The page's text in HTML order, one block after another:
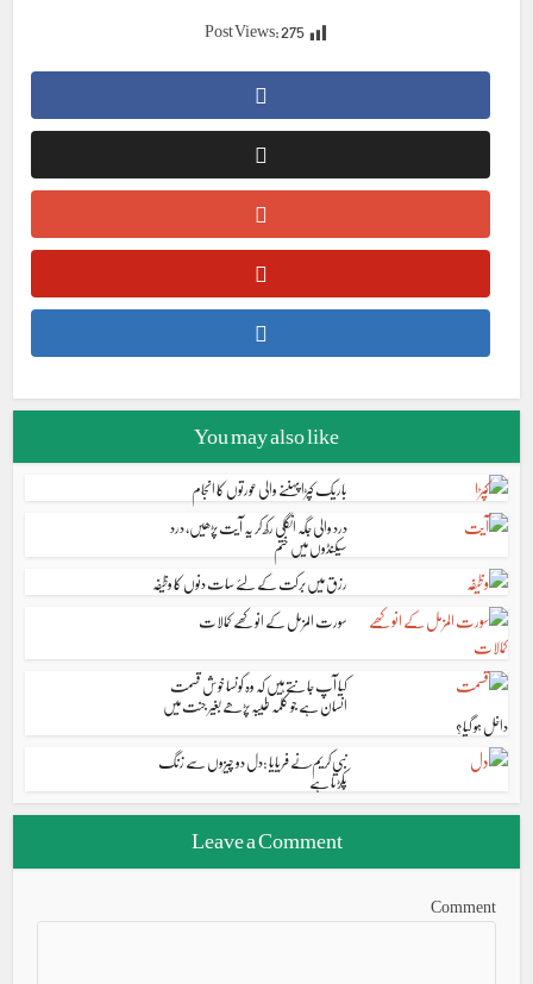
Post Views:275
You may also like
باریک کپڑا پہننے والی عورتوں کا انجام
درد والی جگہ انگلی رکھ کر یہ آیت پڑھیں، درد
سیکنڈوں میں ختم
رزق میں برکت کے لئے سات دنوں کا وظیفہ
سورت المزمل کے انوکھے کمالات
کیا آپ جانتے ہیں کہ وہ کونسا خوش قسمت
انسان ہے جو کلمہ طیبہ پڑھے بغیر جنت میں
داخل ہو گیا؟
نبی کریم ؐنے فریایا :دل دو چیزوں سے زنگ
پکڑتا ہے
Leave a Comment
Comment